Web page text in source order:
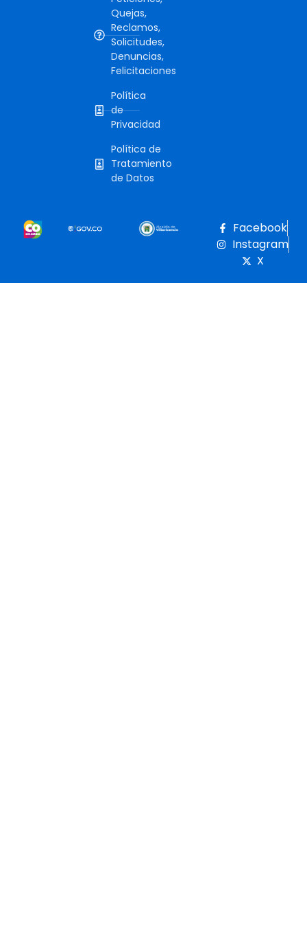
Quejas,
Reclamos,
Solicitudes,
Denuncias,
Felicitaciones
Política
de
Privacidad
Política de
Tratamiento
de Datos
Facebook
Instagram
X